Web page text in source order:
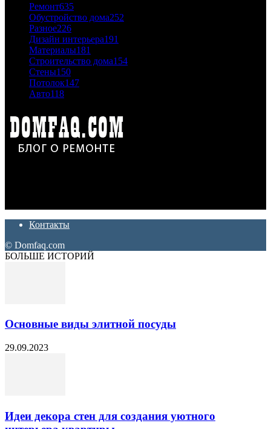
Ремонт635
Обустройство дома252
Разное226
Дизайн интерьера191
Материалы181
Строительство дома154
Стены150
Потолок147
Авто118
Контакты
© Domfaq.com
БОЛЬШЕ ИСТОРИЙ
Основные виды элитной посуды
29.09.2023
Идеи декора стен для создания уютного